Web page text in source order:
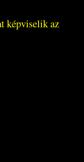
képviselik az